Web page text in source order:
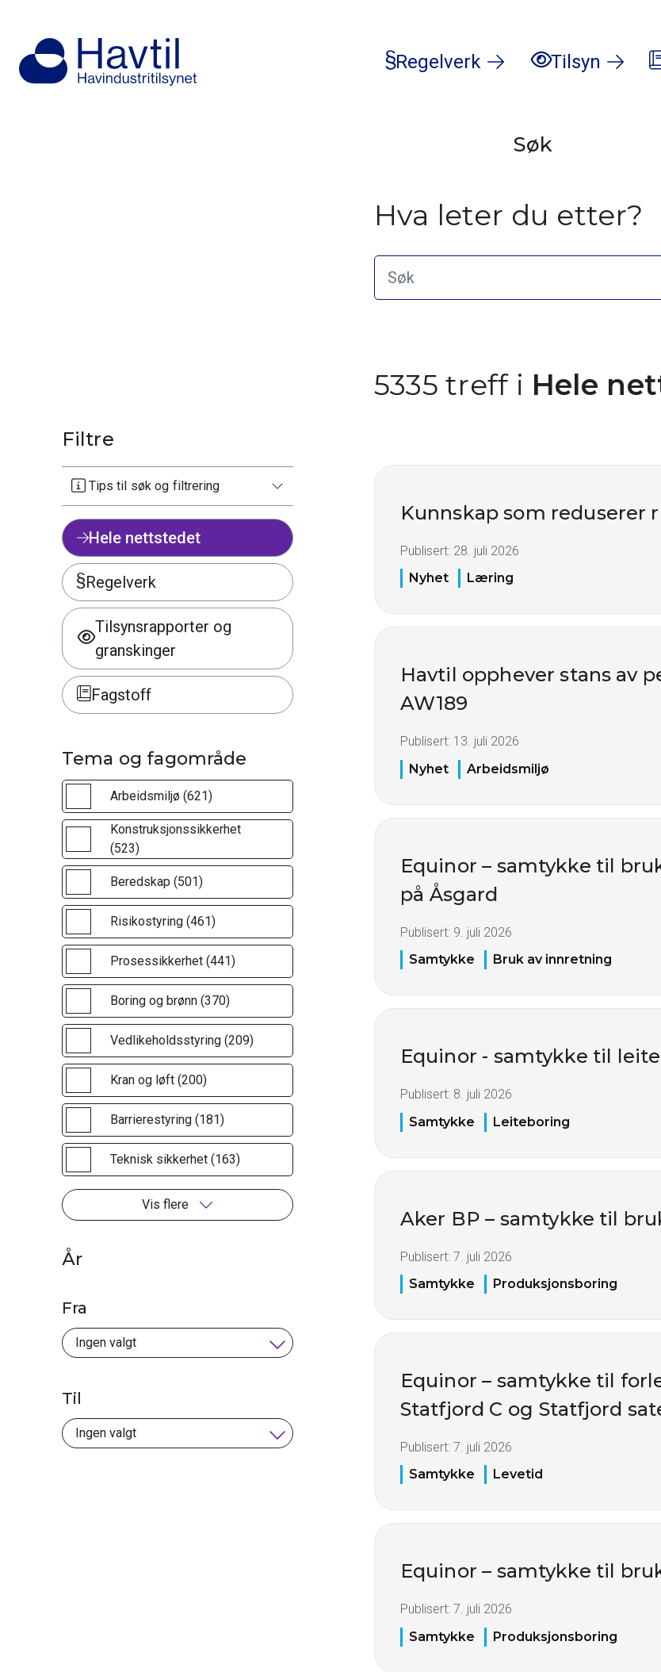
Regelverk Tilsyn
Søk
Hva leter du etter?
5335 treff i Hele
Filtre
Tips til søk og filtrering
Hele nettstedet
Regelverk
Tilsynsrapporter og
granskinger
Fagstoff
Tema og fagområde
Arbeidsmiljø (621)
Konstruksjonssikkerhet
(523)
Beredskap (501)
Risikostyring (461)
Prosessikkerhet (441)
Boring og brønn (370)
Vedlikeholdsstyring (209)
Kran og løft (200)
Barrierestyring (181)
Teknisk sikkerhet (163)
Vis flere
År
Fra
Til
Kunnskap som reduserer
Publisert: 28. juli 2026
Nyhet
Læring
Havtil opphever stans av
AW189
Publisert: 13. juli 2026
Nyhet
Arbeidsmiljø
Equinor – samtykke til
på Åsgard
Publisert: 9. juli 2026
Samtykke
Bruk av innretning
Equinor - samtykke til
Publisert: 8. juli 2026
Samtykke
Leiteboring
Aker BP – samtykke til
Publisert: 7. juli 2026
Samtykke
Produksjonsboring
Equinor – samtykke til
Statfjord C og Statfjord
Publisert: 7. juli 2026
Samtykke
Levetid
Equinor – samtykke til
Publisert: 7. juli 2026
Samtykke
Produksjonsboring